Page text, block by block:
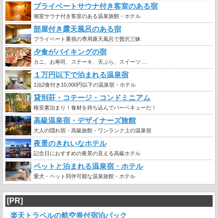
プライベートサウナ付き客室のある宿
個室サウナ付き客室のある温泉旅館・ホテル
部屋付き露天風呂のある宿
プライベート重視の専用露天風呂で贅沢三昧
夕食がバイキングの宿
カニ、お寿司、ステーキ、天ぷら、スイーツ …
１万円以下で泊まれる温泉宿
1泊2食付き10,000円以下の温泉宿・ホテル
貸別荘・コテージ・コンドミニアム
格安素泊まり！食材を持ち込んでバーベキューだ！
高級温泉宿・デザイナーズ旅館
大人の隠れ宿・高級旅館・ワンランク上の温泉宿
夜景のきれいなホテル
記念日におすすめの夜景の見える高級ホテル
ペットと泊まれる温泉宿・ホテル
愛犬・ペット同伴可能な温泉旅館・ホテル
[PR]
楽天トラベルの航空券付宿泊パック